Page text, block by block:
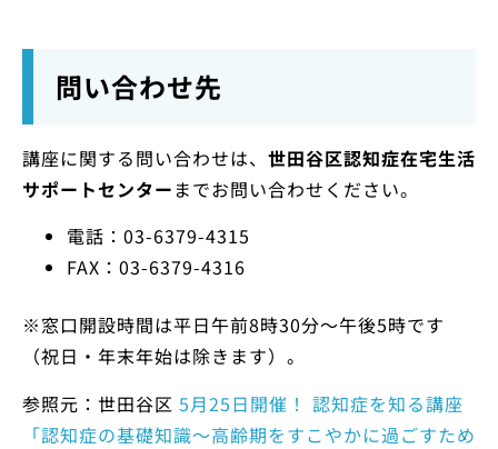
問い合わせ先
講座に関する問い合わせは、 世田谷区認知症在宅生活
サポートセンター までお問い合わせください。
電話：03-6379-4315
FAX：03-6379-4316
※窓口開設時間は平日午前8時30分～午後5時です
（祝日・年末年始は除きます）。
参照元：世田谷区 5月25日開催！ 認知症を知る講座
「認知症の基礎知識～高齢期をすこやかに過ごすため